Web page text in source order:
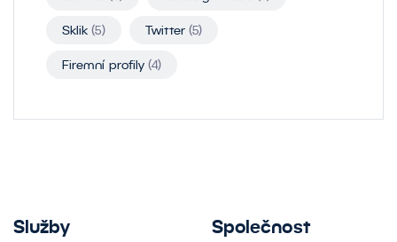
Sklik(5) Twitter(5)
Firemní profily(4)
Služby Společnost